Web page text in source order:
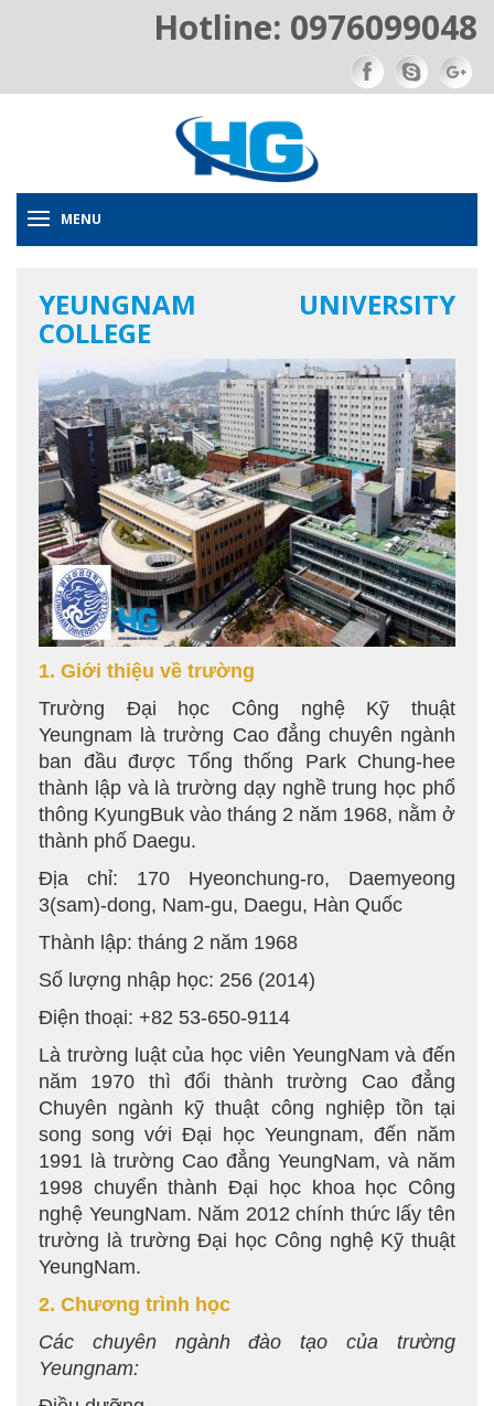
Hotline: 0976099048
MENU
YEUNGNAM UNIVERSITY
COLLEGE
1. Giới thiệu về trường
Trường Đại học Công nghệ Kỹ thuật
Yeungnam là trường Cao đẳng chuyên ngành
ban đầu được Tổng thống Park Chung-hee
thành lập và là trường dạy nghề trung học phổ
thông KyungBuk vào tháng 2 năm 1968, nằm ở
thành phố Daegu.
Địa chỉ: 170 Hyeonchung-ro, Daemyeong
3(sam)-dong, Nam-gu, Daegu, Hàn Quốc
Thành lập: tháng 2 năm 1968
Số lượng nhập học: 256 (2014)
Điện thoại: +82 53-650-9114
Là trường luật của học viên YeungNam và đến
năm 1970 thì đổi thành trường Cao đẳng
Chuyên ngành kỹ thuật công nghiệp tồn tại
song song với Đại học Yeungnam, đến năm
1991 là trường Cao đẳng YeungNam, và năm
1998 chuyển thành Đại học khoa học Công
nghệ YeungNam. Năm 2012 chính thức lấy tên
trường là trường Đại học Công nghệ Kỹ thuật
YeungNam.
2. Chương trình học
Các chuyên ngành đào tạo của trường
Yeungnam: